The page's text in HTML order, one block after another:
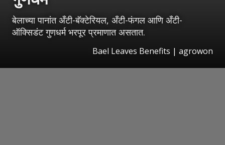
बेलाच्या पानांत अँटी-बॅक्टेरियल, अँटी-फंगल आणि अँटी-
ऑक्सिडंट गुणधर्म भरपूर प्रमाणात असतात.
Bael Leaves Benefits | agrowon